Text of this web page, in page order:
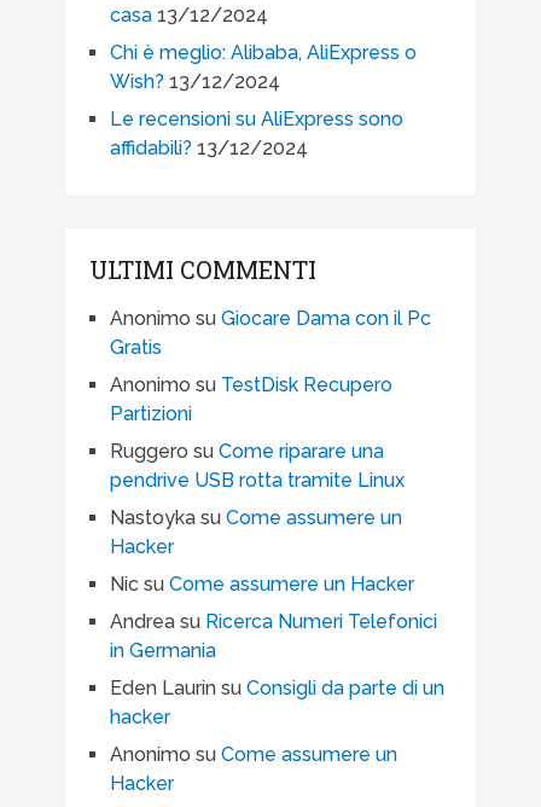
casa 13/12/2024
Chi è meglio: Alibaba, AliExpress o
Wish? 13/12/2024
Le recensioni su AliExpress sono
affidabili? 13/12/2024
ULTIMI COMMENTI
Anonimo su Giocare Dama con il Pc
Gratis
Anonimo su TestDisk Recupero
Partizioni
Ruggero su Come riparare una
pendrive USB rotta tramite Linux
Nastoykasu Come assumere un
Hacker
Nicsu Come assumere un Hacker
Andreasu Ricerca Numeri Telefonici
in Germania
Eden Laurinsu Consigli da parte di un
hacker
Anonimo su Come assumere un
Hacker